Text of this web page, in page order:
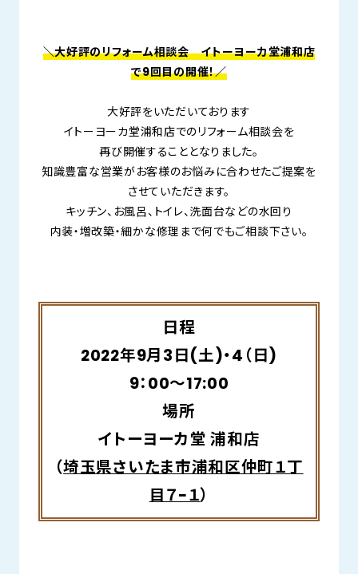
＼大好評のリフォーム相談会 イトーヨーカ堂浦和店
で9回目の開催！／
大好評をいただいております
イトーヨーカ堂浦和店でのリフォーム相談会を
再び開催することとなりました。
知識豊富な営業がお客様のお悩みに合わせたご提案を
させていただきます。
キッチン、お風呂、トイレ、洗面台などの水回り
内装・増改築・細かな修理まで何でもご相談下さい。
日程
2022年9月3日(土)・4（日)
9：00～17:00
場所
イトーヨーカ堂 浦和店
（埼玉県さいたま市浦和区仲町１丁
目７−１）